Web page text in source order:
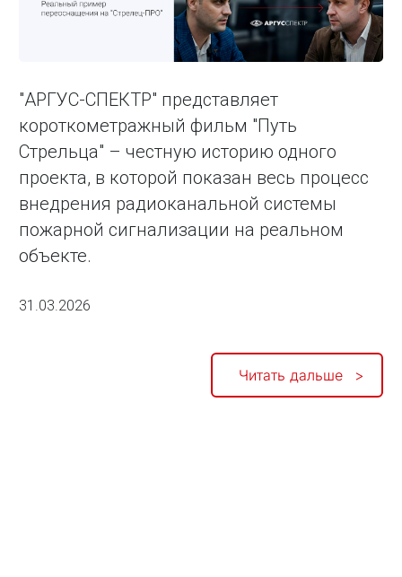
"АРГУС-СПЕКТР" представляет
короткометражный фильм "Путь
Стрельца" – честную историю одного
проекта, в которой показан весь процесс
внедрения радиоканальной системы
пожарной сигнализации на реальном
объекте.
31.03.2026
Читать дальше